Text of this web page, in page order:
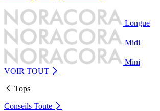
Longue
Midi
Mini
VOIR TOUT
Tops
Conseils Toute